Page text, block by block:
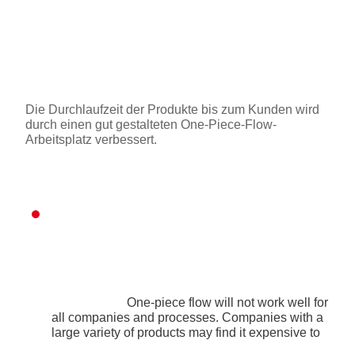
Die Durchlaufzeit der Produkte bis zum Kunden wird
durch einen gut gestalteten One-Piece-Flow-
Arbeitsplatz verbessert.
One-piece flow will not work well for
all companies and processes. Companies with a
large variety of products may find it expensive to